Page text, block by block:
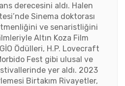
derecesini aldı. Halen
Sinema doktorası
ve senaristliğini
Altın Koza Film
Ödülleri, H.P. Lovecraft
Fest gibi ulusal ve
yer aldı. 2023
Birtakım Rivayetler,